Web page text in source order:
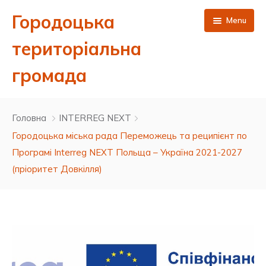
Городоцька
територіальна
громада
Menu
Публічна інформація
Керівництво міської ради
Головна
INTERREG NEXT
Городоцька міська рада Переможець та реципієнт по
Програмі Interreg NEXT Польща – Україна 2021-2027
(пріоритет Довкілля)